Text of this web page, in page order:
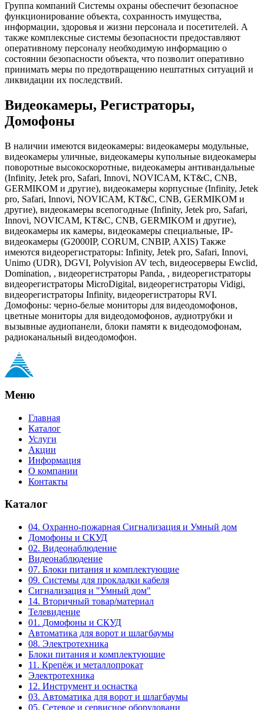
Группа компаний Системы охраны обеспечит безопасное
функционирование объекта, сохранность имущества,
информации, здоровья и жизни персонала и посетителей. А
также комплексные системы безопасности предоставляют
оперативному персоналу необходимую информацию о
состоянии безопасности объекта, что позволит оперативно
принимать меры по предотвращению нештатных ситуаций и
ликвидации их последствий.
Видеокамеры, Регистраторы,
Домофоны
В наличии имеются видеокамеры: видеокамеры модульные,
видеокамеры уличные, видеокамеры купольные видеокамеры
поворотные высокоскоротные, видеокамеры антивандальные
(Infinity, Jetek pro, Safari, Innovi, NOVICAM, KT&C, CNB,
GERMIKOM и другие), видеокамеры корпусные (Infinity, Jetek
pro, Safari, Innovi, NOVICAM, KT&C, CNB, GERMIKOM и
другие), видеокамеры всепогодные (Infinity, Jetek pro, Safari,
Innovi, NOVICAM, KT&C, CNB, GERMIKOM и другие),
видеокамеры ик камеры, видеокамеры специальные, IP-
видеокамеры (G2000IP, CORUM, CNBIP, AXIS) Также
имеются видеорегистраторы: Infinity, Jetek pro, Safari, Innovi,
Unimo (UDR), DGVI, Polyvision AV tech, видеосерверы Ewclid,
Domination, , видеорегистраторы Panda, , видеорегистраторы
видеорегистраторы MicroDigital, видеорегистраторы Vidigi,
видеорегистраторы Infinity, видеорегистраторы RVI.
Домофоны: черно-белые мониторы для видеодомофонов,
цветные мониторы для видеодомофонов, аудиотрубки и
вызывные аудиопанели, блоки памяти к видеодомофонам,
радиоканальный видеодомофон.
Меню
Главная
Каталог
Услуги
Акции
Информация
О компании
Контакты
Каталог
04. Охранно-пожарная Сигнализация и Умный дом
Домофоны и СКУД
02. Видеонаблюдение
Видеонаблюдение
07. Блоки питания и комплектующие
09. Системы для прокладки кабеля
Сигнализация и "Умный дом"
14. Вторичный товар/материал
Телевидение
01. Домофоны и СКУД
Автоматика для ворот и шлагбаумы
08. Электротехника
Блоки питания и комплектующие
11. Крепёж и металлопрокат
Электротехника
12. Инструмент и оснастка
03. Автоматика для ворот и шлагбаумы
05. Сетевое и сервисное оборудовани